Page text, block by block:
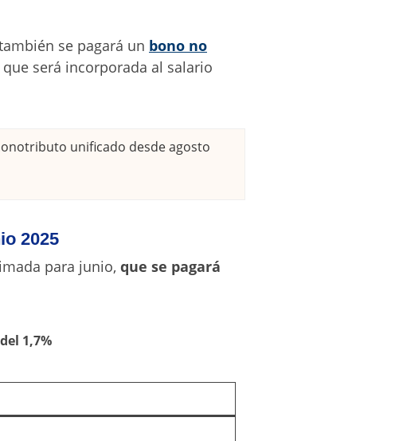
se pagará un bono no
será incorporada al salario
unificado desde agosto
2025
para junio, que se pagará
1,7%